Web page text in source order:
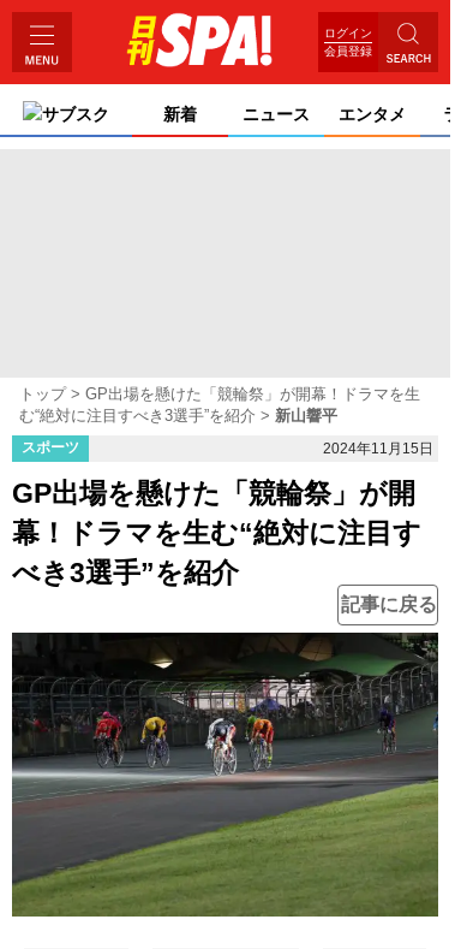
ログイン
会員登録
サブスク 新着 ニュース エンタメ
トップ
GP出場を懸けた「競輪祭」が開幕！ドラマを生
む“絶対に注目すべき3選手”を紹介
新山響平
スポーツ 2024年11月15日
GP出場を懸けた「競輪祭」が開
幕！ドラマを生む“絶対に注目す
べき3選手”を紹介
記事に戻る